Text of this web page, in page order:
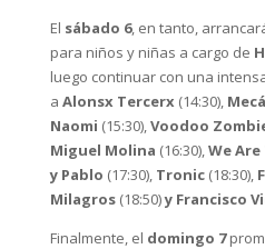
El sábado 6, en tanto,
para niños y niñas a cargo de
luego continuar con una
a Alonsx Tercerx (14:30),
Naomi (15:30),Voodoo
Miguel Molina (16:30),We
y Pablo (17:30),Tronic (18:30),
Milagros (18:50)y Francisco
Finalmente, el domingo 7